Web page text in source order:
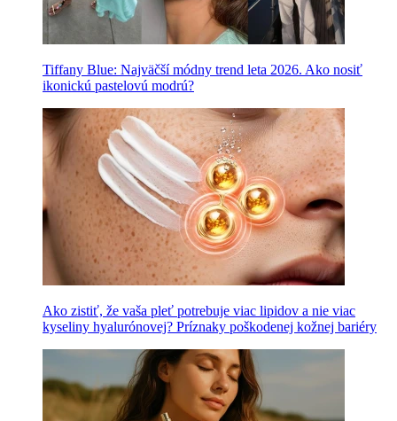
Tiffany Blue: Najväčší módny trend leta 2026. Ako nosiť
ikonickú pastelovú modrú?
Ako zistiť, že vaša pleť potrebuje viac lipidov a nie viac
kyseliny hyalurónovej? Príznaky poškodenej kožnej bariéry